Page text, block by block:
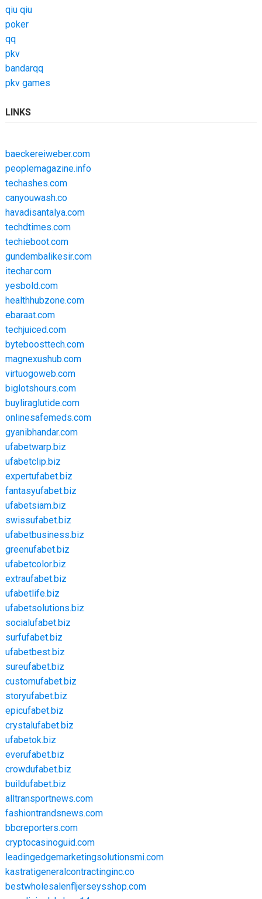
qiu qiu
poker
qq
pkv
bandarqq
pkv games
LINKS
baeckereiweber.com
peoplemagazine.info
techashes.com
canyouwash.co
havadisantalya.com
techdtimes.com
techieboot.com
gundembalikesir.com
itechar.com
yesbold.com
healthhubzone.com
ebaraat.com
techjuiced.com
byteboosttech.com
magnexushub.com
virtuogoweb.com
biglotshours.com
buyliraglutide.com
onlinesafemeds.com
gyanibhandar.com
ufabetwarp.biz
ufabetclip.biz
expertufabet.biz
fantasyufabet.biz
ufabetsiam.biz
swissufabet.biz
ufabetbusiness.biz
greenufabet.biz
ufabetcolor.biz
extraufabet.biz
ufabetlife.biz
ufabetsolutions.biz
socialufabet.biz
surfufabet.biz
ufabetbest.biz
sureufabet.biz
customufabet.biz
storyufabet.biz
epicufabet.biz
crystalufabet.biz
ufabetok.biz
everufabet.biz
crowdufabet.biz
buildufabet.biz
alltransportnews.com
fashiontrandsnews.com
bbcreporters.com
cryptocasinoguid.com
leadingedgemarketingsolutionsmi.com
kastratigeneralcontractinginc.co
bestwholesalenfljerseysshop.com